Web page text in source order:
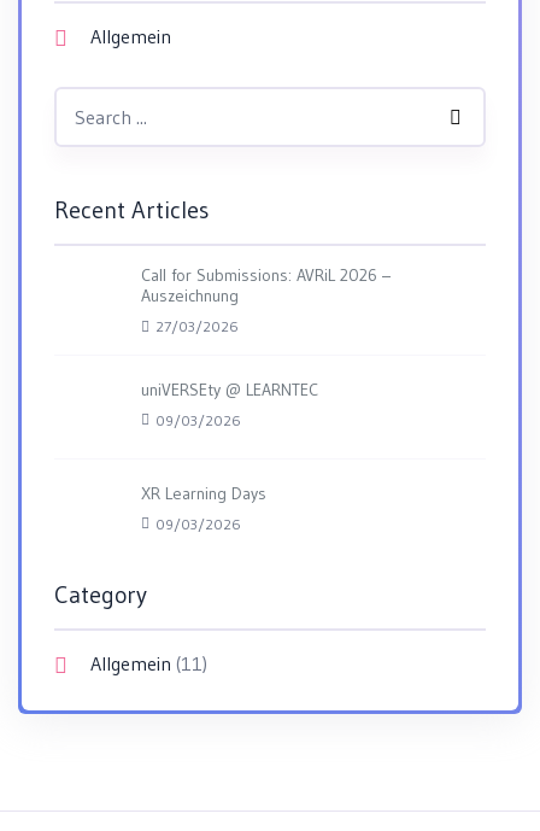
Allgemein
Recent Articles
Call for Submissions: AVRiL 2026 –
Auszeichnung
27/03/2026
uniVERSEty @ LEARNTEC
09/03/2026
XR Learning Days
09/03/2026
Category
Allgemein (11)